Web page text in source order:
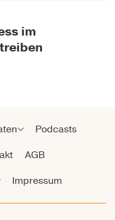
im
Podcasts
AGB
Impressum